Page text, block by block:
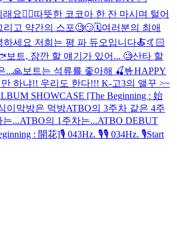
요🙇‍♂️따뜻한 코코아 한 잔 마시며 털어
고 약간의 스포🧐😏🗓️여러분의 최애
하세요 저희는 평 파 듀오입니다🍝🤙🏻
보트, 잠깐 할 얘기가 있어... 🧐산타 할
...🙏 보트는 석류를 좋아해 🍒🤟HAPPY
하냐!! 우리도 한다!!! K-고3의 앨꾸 >~
SHOWCASE [The Beginning : 始
이 막방은 먹방ATBO의 3주차 같은 4주
는...ATBO의 1주차는...ATBO DEBUT
: 開花]🎙 043Hz. 🎙🎙 034Hz. 🎙Start